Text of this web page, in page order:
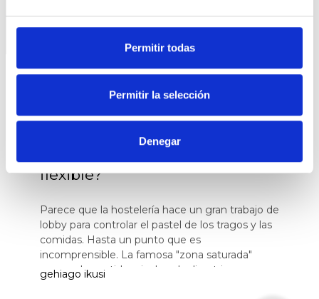
Permitir todas
Permitir la selección
Denegar
un comercio cada vez más
flexible?
Parece que la hostelería hace un gran trabajo de
lobby para controlar el pastel de los tragos y las
comidas. Hasta un punto que es
incomprensible. La famosa "zona saturada"
carece de sentido e incluso la directrices
gehiago ikusi